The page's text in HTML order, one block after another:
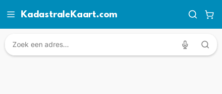
KadastraleKaart.com